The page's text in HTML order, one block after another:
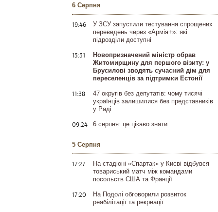
6 Серпня
19:46
У ЗСУ запустили тестування спрощених
переведень через «Армія+»: які
підрозділи доступні
15:31
Новопризначений міністр обрав
Житомирщину для першого візиту: у
Брусилові зводять сучасний дім для
переселенців за підтримки Естонії
11:38
47 округів без депутатів: чому тисячі
українців залишилися без представників
у Раді
09:24 6 серпня: це цікаво знати
5 Серпня
17:27
На стадіоні «Спартак» у Києві відбувся
товариський матч між командами
посольств США та Франції
17:20
На Подолі обговорили розвиток
реабілітації та рекреації